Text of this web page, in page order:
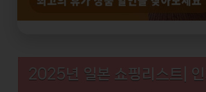
2025년 일본 쇼핑리스트|